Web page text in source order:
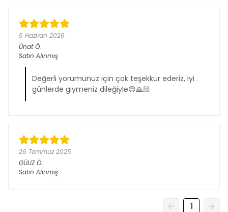
5 Haziran 2026
Ünat Ö.
Satın Alınmış
Değerli yorumunuz için çok teşekkür ederiz, iyi
günlerde giymeniz dileğiyle😊🙏🏻
26 Temmuz 2025
GÜLİZ Ö.
Satın Alınmış
1